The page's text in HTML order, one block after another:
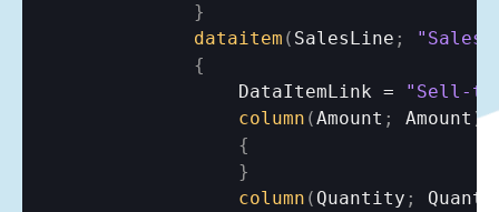
}
dataitem ( SalesLine ;
"Sales
{
DataItemLink =
"Sell-to
column (Amount ; Amount )
{
}
column ( Quantity ;